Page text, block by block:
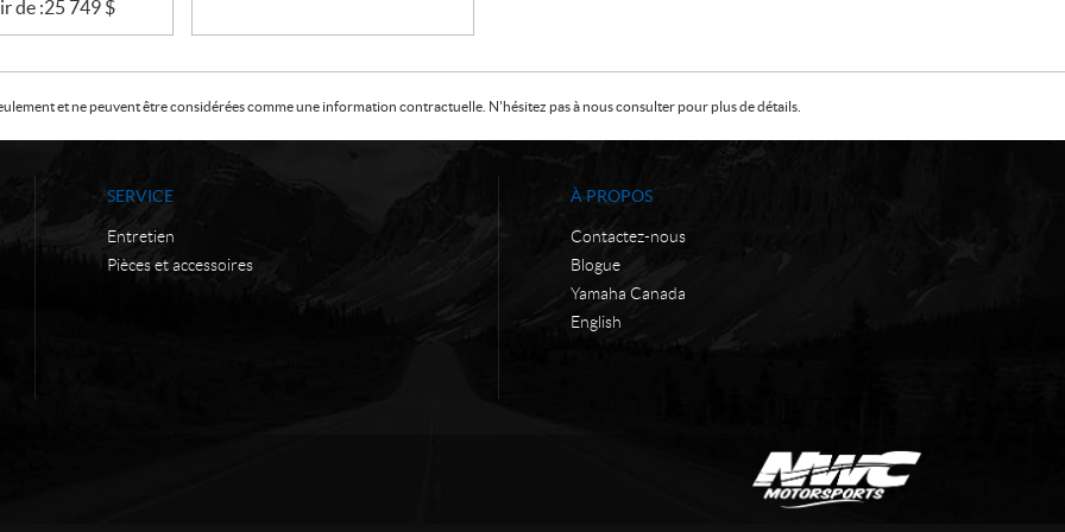
de :25 749 $
et ne peuvent être considérées comme une information contractuelle. N'hésitez pas à nous consulter pour plus de détails.
SERVICE
Entretien
Pièces et accessoires
À PROPOS
Contactez-nous
Blogue
Yamaha Canada
English